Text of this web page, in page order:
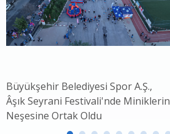
Büyükşehir Belediyesi Spor A.Ş.,
Âşık Seyrani Festivali'nde Miniklerin
Neşesine Ortak Oldu